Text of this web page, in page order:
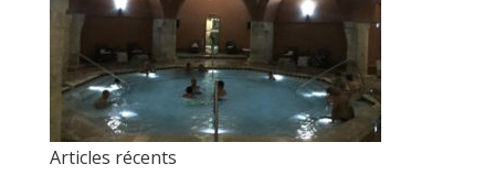
Articles récents